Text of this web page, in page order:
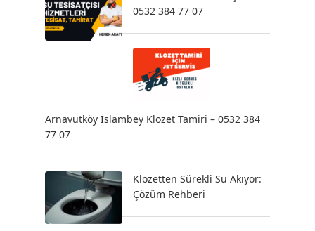
0532 384 77 07
Arnavutköy İslambey Klozet Tamiri – 0532 384
77 07
Klozetten Sürekli Su Akıyor:
Çözüm Rehberi